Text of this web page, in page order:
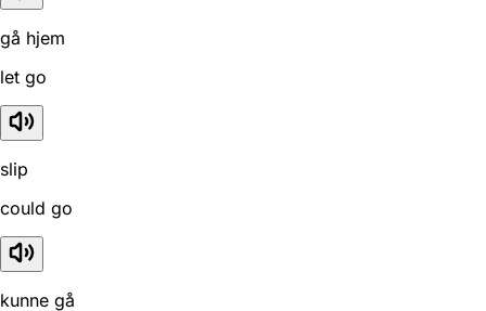
gå hjem
let go
slip
could go
kunne gå